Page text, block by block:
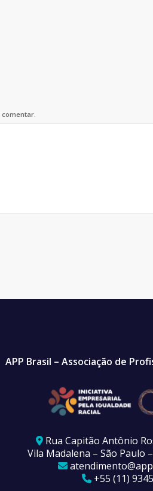
comentar.
APP Brasil – Associação de
Rua Capitão Antônio
Vila Madalena – São Paulo
+55 (11)